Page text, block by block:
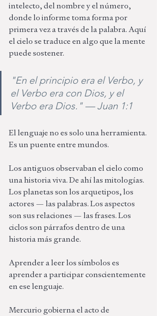
intelecto, del nombre y el número,
donde lo informe toma forma por
primera vez a través de la palabra. Aquí
el cielo se traduce en algo que la mente
puede sostener.
"En el principio era el Verbo, y
el Verbo era con Dios, y el
Verbo era Dios." — Juan 1:1
El lenguaje no es solo una herramienta.
Es un puente entre mundos.
Los antiguos observaban el cielo como
una historia viva. De ahí las mitologías.
Los planetas son los arquetipos, los
actores — las palabras. Los aspectos
son sus relaciones — las frases. Los
ciclos son párrafos dentro de una
historia más grande.
Aprender a leer los símbolos es
aprender a participar conscientemente
en ese lenguaje.
Mercurio gobierna el acto de